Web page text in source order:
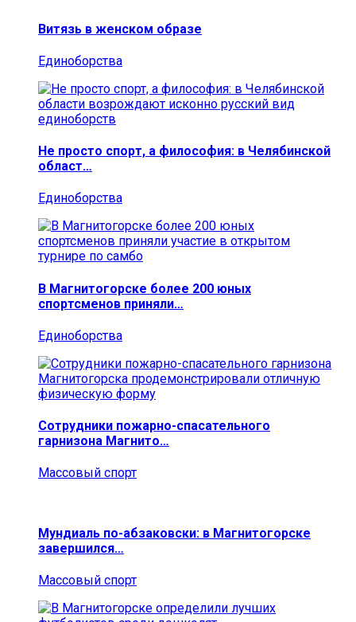
Витязь в женском образе
Единоборства
Не просто спорт, а философия: в Челябинской
област…
Единоборства
В Магнитогорске более 200 юных
спортсменов приняли…
Единоборства
Сотрудники пожарно-спасательного
гарнизона Магнито…
Массовый спорт
Мундиаль по-абзаковски: в Магнитогорске
завершился…
Массовый спорт